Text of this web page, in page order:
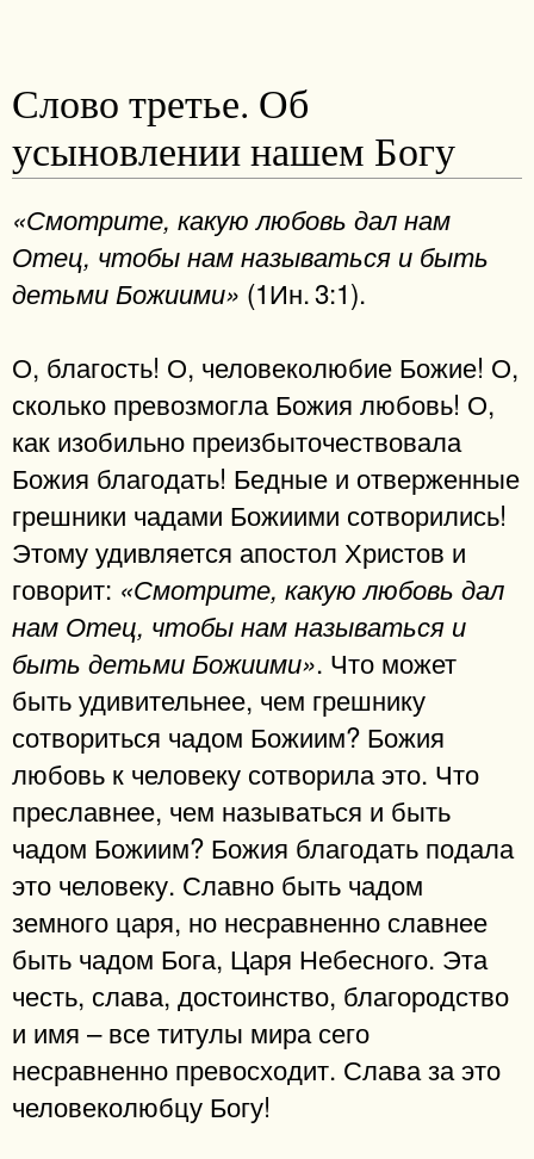
Слово третье. Об
усыновлении нашем Богу
«Смотрите, какую любовь дал нам
Отец, чтобы нам называться и быть
детьми Божиими» (1Ин. 3:1).
О, благость! О, человеколюбие Божие! О,
сколько превозмогла Божия любовь! О,
как изобильно преизбыточествовала
Божия благодать! Бедные и отверженные
грешники чадами Божиими сотворились!
Этому удивляется апостол Христов и
говорит: «Смотрите, какую любовь дал
нам Отец, чтобы нам называться и
быть детьми Божиими». Что может
быть удивительнее, чем грешнику
сотвориться чадом Божиим? Божия
любовь к человеку сотворила это. Что
преславнее, чем называться и быть
чадом Божиим? Божия благодать подала
это человеку. Славно быть чадом
земного царя, но несравненно славнее
быть чадом Бога, Царя Небесного. Эта
честь, слава, достоинство, благородство
и имя – все титулы мира сего
несравненно превосходит. Слава за это
человеколюбцу Богу!